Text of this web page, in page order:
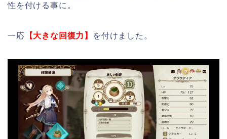
性を付ける事に。
一応 【大きな回復力】 を付けました。